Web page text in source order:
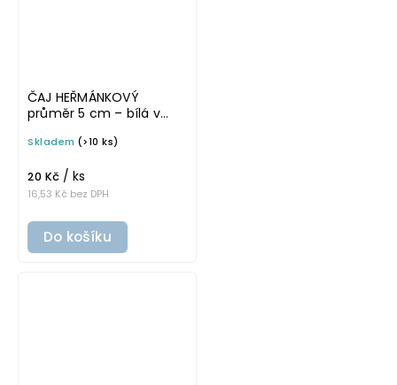
ČAJ HEŘMÁNKOVÝ
průměr 5 cm – bílá v
omyvatelná samolepka
Skladem (>10 ks)
16,53 Kč bez DPH
20 Kč / ks
Do košíku